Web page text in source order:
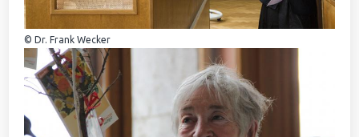
© Dr. Frank Wecker